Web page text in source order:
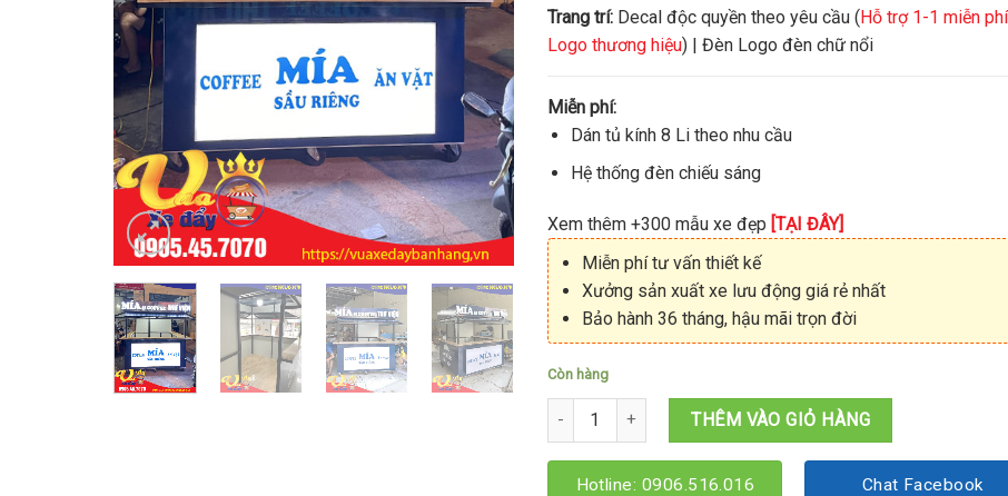
Trang trí: Decal độc quyền theo yêu cầu (Hỗ trợ 1-1 miễn phí
Logo thương hiệu) | Đèn Logo đèn chữ nổi
Miễn phí:
Dán tủ kính 8 Li theo nhu cầu
Hệ thống đèn chiếu sáng
Xem thêm +300 mẫu xe đẹp [TẠI ĐÂY]
Miễn phí tư vấn thiết kế
Xưởng sản xuất xe lưu động giá rẻ nhất
Bảo hành 36 tháng, hậu mãi trọn đời
Còn hàng
Kiot cà phê ăn vặt 1M6x1M6x2M1 số lượng
THÊM VÀO GIỎ HÀNG
Hotline: 0906.516.016 Chat Facebook